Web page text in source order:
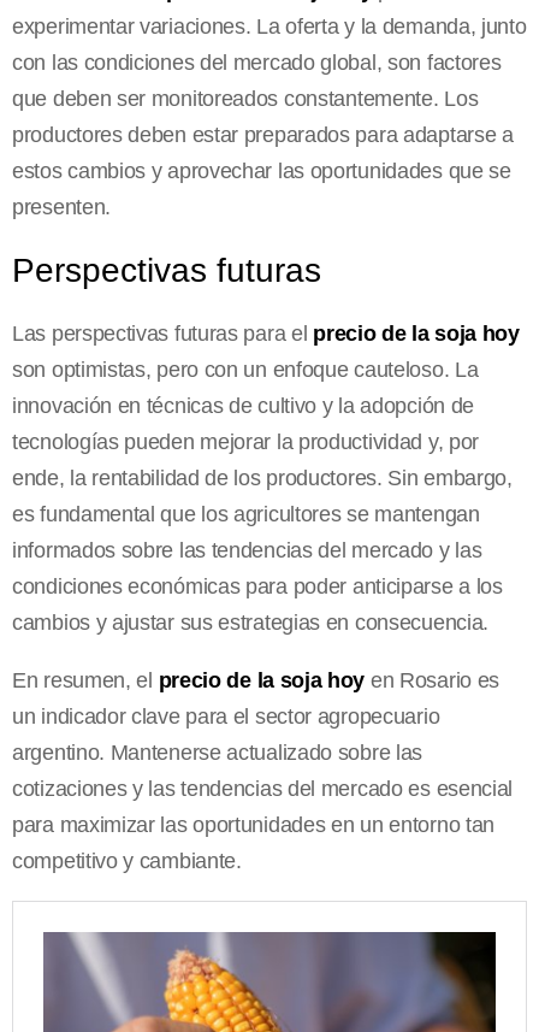
experimentar variaciones. La oferta y la demanda, junto
con las condiciones del mercado global, son factores
que deben ser monitoreados constantemente. Los
productores deben estar preparados para adaptarse a
estos cambios y aprovechar las oportunidades que se
presenten.
Perspectivas futuras
Las perspectivas futuras para el precio de la soja hoy
son optimistas, pero con un enfoque cauteloso. La
innovación en técnicas de cultivo y la adopción de
tecnologías pueden mejorar la productividad y, por
ende, la rentabilidad de los productores. Sin embargo,
es fundamental que los agricultores se mantengan
informados sobre las tendencias del mercado y las
condiciones económicas para poder anticiparse a los
cambios y ajustar sus estrategias en consecuencia.
En resumen, el precio de la soja hoy en Rosario es
un indicador clave para el sector agropecuario
argentino. Mantenerse actualizado sobre las
cotizaciones y las tendencias del mercado es esencial
para maximizar las oportunidades en un entorno tan
competitivo y cambiante.